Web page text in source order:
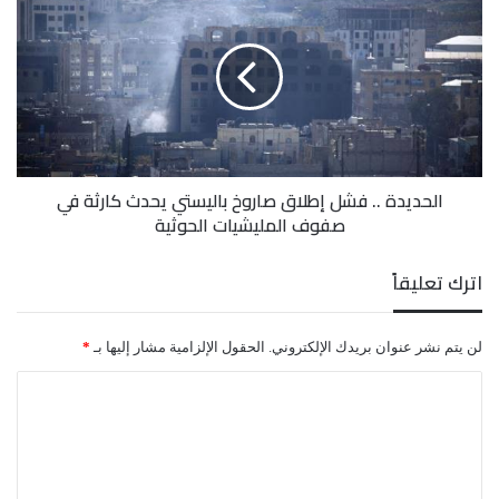
كلمات تجزم بأن الأمن والأمان في اليمن هما فقط
فشل
إطلاق
صاروخ
باليستي
يحدث
كارثة
في
صفوفالحديدة .. فشل إطلاق صاروخ باليستي يحدث كارثة في
صفوف المليشيات الحوثية
اترك تعليقاً
لن يتم نشر عنوان بريدك الإلكتروني. الحقول الإلزامية مشار إليها بـ *